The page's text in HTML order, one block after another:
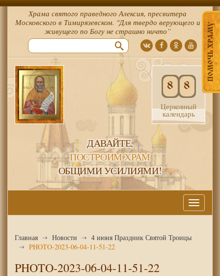
ПОМОЧЬ ХРАМУ
Храма святого праведного Алексия, пресвитера
Московского в Тимирязевском. "Для твердо верующего и
живущего по Богу не страшно ничто”
8 8
Церковный
календарь
ДАВАЙТЕ,
ПОСТРОИМ ХРАМ
ОБЩИМИ УСИЛИЯМИ!
Меню
Главная Новости
4 июня Праздник Святой Троицы
PHOTO-2023-06-04-11-51-22
PHOTO-2023-06-04-11-51-22